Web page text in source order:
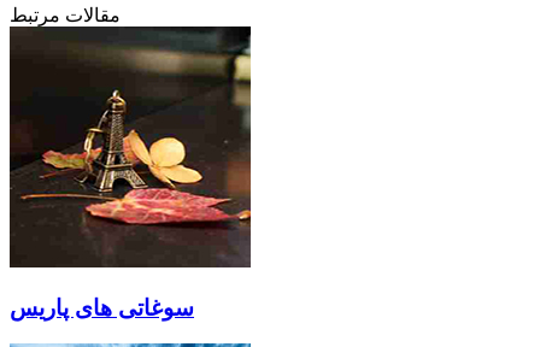
مقالات مرتبط
سوغاتی های پاریس